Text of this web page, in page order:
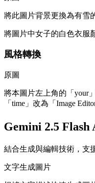
將此圖片背景更換為有雪
將圖片中女子的白色衣服
風格轉換
原圖
將本圖片左上角的「your
「time」改為「Image Editor
Gemini 2.5
結合生成與編輯技術，支
文字生成圖片